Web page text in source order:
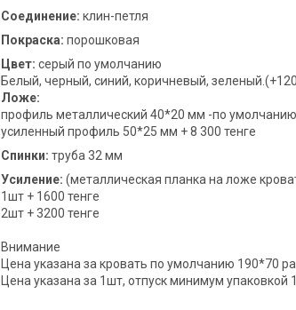
Соединение: клин-петля
Покраска: порошковая
Цвет: серый по умолчанию
Белый, черный, синий, коричневый,
Ложе:
профиль металлический 40*20 мм -по умолчанию
усиленный профиль 50*25 мм + 8 300 тенге
Спинки: труба 32 мм
Усиление: (металлическая планка на ложе
1шт + 1600 тенге
2шт + 3200 тенге
Внимание
Цена указана за кровать по умолчанию 190*70
Цена указана за 1шт, отпуск минимум упаковкой